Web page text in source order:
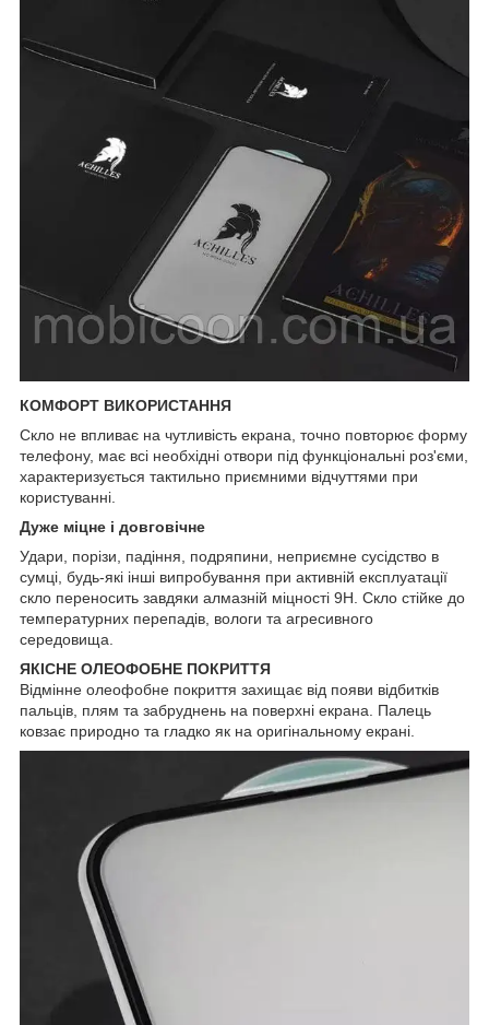
КОМФОРТ ВИКОРИСТАННЯ
Скло не впливає на чутливість екрана, точно повторює форму
телефону, має всі необхідні отвори під функціональні роз'єми,
характеризується тактильно приємними відчуттями при
користуванні.
Дуже міцне і довговічне
Удари, порізи, падіння, подряпини, неприємне сусідство в
сумці, будь-які інші випробування при активній експлуатації
скло переносить завдяки алмазній міцності 9Н. Скло стійке до
температурних перепадів, вологи та агресивного
середовища.
ЯКІСНЕ ОЛЕОФОБНЕ ПОКРИТТЯ
Відмінне олеофобне покриття захищає від появи відбитків
пальців, плям та забруднень на поверхні екрана. Палець
ковзає природно та гладко як на оригінальному екрані.